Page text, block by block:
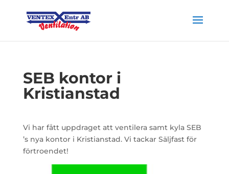
SEB kontor i
Kristianstad
Vi har fått uppdraget att ventilera samt kyla SEB
’s nya kontor i Kristianstad. Vi tackar Säljfast för
förtroendet!